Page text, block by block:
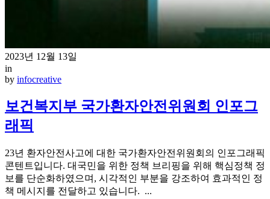
2023년 12월 13일
in
by infocreative
보건복지부 국가환자안전위원회 인포그
래픽
23년 환자안전사고에 대한 국가환자안전위원회의 인포그래픽
콘텐트입니다. 대국민을 위한 정책 브리핑을 위해 핵심정책 정
보를 단순화하였으며, 시각적인 부분을 강조하여 효과적인 정
책 메시지를 전달하고 있습니다. ...